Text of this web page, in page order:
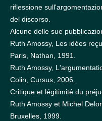
riflessione
del discorso.
Alcune delle sue
Ruth Amossy, Les idées
Paris, Nathan, 1991.
Ruth Amossy,
Colin, Cursus, 2006.
Critique et légitimité du
Ruth Amossy et Michel
Bruxelles, 1999.